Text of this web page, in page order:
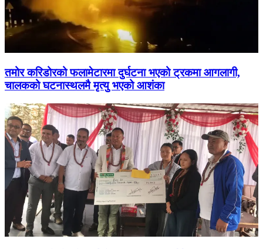
तमोर करिडोरको फलामेटारमा दुर्घटना भएको ट्रकमा आगलागी,
चालकको घटनास्थलमै मृत्यु भएको आशंका